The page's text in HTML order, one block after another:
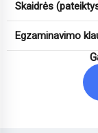
Skaidrės
Egzaminavimo